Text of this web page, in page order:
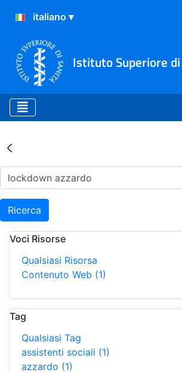
Istituto Superiore
Risultati della
Ricerca
Voci Risorse
Qualsiasi Risorsa
Contenuto Web (1)
Tag
Qualsiasi Tag
assistenti sociali (1)
azzardo (1)